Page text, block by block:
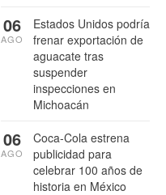
Estados Unidos podría
frenar exportación de
aguacate tras
suspender
inspecciones en
Michoacán
06
AGO
Coca-Cola estrena
publicidad para
celebrar 100 años de
historia en México
06
AGO